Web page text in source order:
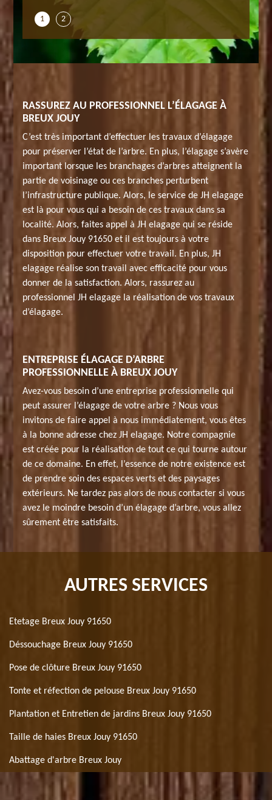
1 2
RASSUREZ AU PROFESSIONNEL L’ÉLAGAGE À
BREUX JOUY
C’est très important d’effectuer les travaux d’élagage
pour préserver l’état de l’arbre. En plus, l’élagage s’avère
important lorsque les branchages d’arbres atteignent la
partie de voisinage ou ces branches perturbent
l’infrastructure publique. Alors, le service de JH elagage
est là pour vous qui a besoin de ces travaux dans sa
localité. Alors, faites appel à JH elagage qui se réside
dans Breux Jouy 91650 et il est toujours à votre
disposition pour effectuer votre travail. En plus, JH
elagage réalise son travail avec efficacité pour vous
donner de la satisfaction. Alors, rassurez au
professionnel JH elagage la réalisation de vos travaux
d’élagage.
ENTREPRISE ÉLAGAGE D’ARBRE
PROFESSIONNELLE À BREUX JOUY
Avez-vous besoin d’une entreprise professionnelle qui
peut assurer l’élagage de votre arbre ? Nous vous
invitons de faire appel à nous immédiatement, vous êtes
à la bonne adresse chez JH elagage. Notre compagnie
est créée pour la réalisation de tout ce qui tourne autour
de ce domaine. En effet, l’essence de notre existence est
de prendre soin des espaces verts et des paysages
extérieurs. Ne tardez pas alors de nous contacter si vous
avez le moindre besoin d’un élagage d’arbre, vous allez
sûrement être satisfaits.
AUTRES SERVICES
Etetage Breux Jouy 91650
Déssouchage Breux Jouy 91650
Pose de clôture Breux Jouy 91650
Tonte et réfection de pelouse Breux Jouy 91650
Plantation et Entretien de jardins Breux Jouy 91650
Taille de haies Breux Jouy 91650
Abattage d'arbre Breux Jouy